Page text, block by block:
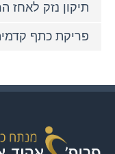
תיקון נזק לאחז
פריקת כתף